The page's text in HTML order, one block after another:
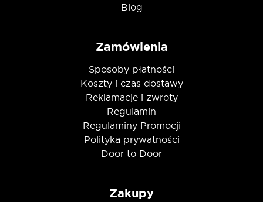
Blog
Zamówienia
Sposoby płatności
Koszty i czas dostawy
Reklamacje i zwroty
Regulamin
Regulaminy Promocji
Polityka prywatności
Door to Door
Zakupy